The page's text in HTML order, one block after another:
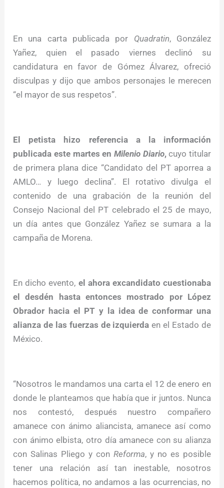
En una carta publicada por Quadratin, González
Yañez, quien el pasado viernes declinó su
candidatura en favor de Gómez Álvarez, ofreció
disculpas y dijo que ambos personajes le merecen
“el mayor de sus respetos”.
El petista hizo referencia a la información
publicada este martes en Milenio Diario,cuyo titular
de primera plana dice “Candidato del PT aporrea a
AMLO… y luego declina”. El rotativo divulga el
contenido de una grabación de la reunión del
Consejo Nacional del PT celebrado el 25 de mayo,
un día antes que González Yañez se sumara a la
campaña de Morena.
En dicho evento, el ahora excandidato cuestionaba
el desdén hasta entonces mostrado por López
Obrador hacia el PT y la idea de conformar una
alianza de las fuerzas de izquierda en el Estado de
México.
“Nosotros le mandamos una carta el 12 de enero en
donde le planteamos que había que ir juntos. Nunca
nos contestó, después nuestro compañero
amanece con ánimo aliancista, amanece así como
con ánimo elbista, otro día amanece con su alianza
con Salinas Pliego y con Reforma, y no es posible
tener una relación así tan inestable, nosotros
hacemos política, no andamos a las ocurrencias, no